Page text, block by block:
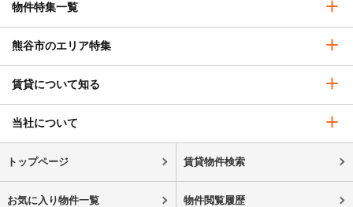
物件特集一覧
熊谷市のエリア特集
賃貸について知る
当社について
トップページ 賃貸物件検索
お気に入り物件一覧 物件閲覧履歴